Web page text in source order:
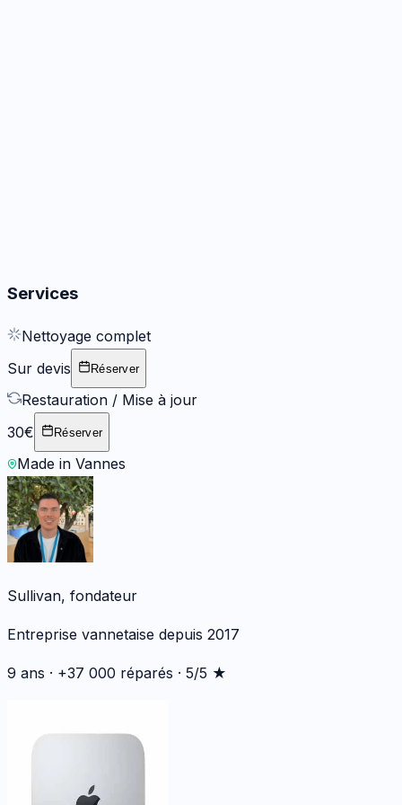
Services
Nettoyage complet
Sur devis
Réserver
Restauration / Mise à jour
30€
Réserver
Made in Vannes
Sullivan, fondateur
Entreprise vannetaise depuis 2017
9 ans · +37 000 réparés · 5/5 ★